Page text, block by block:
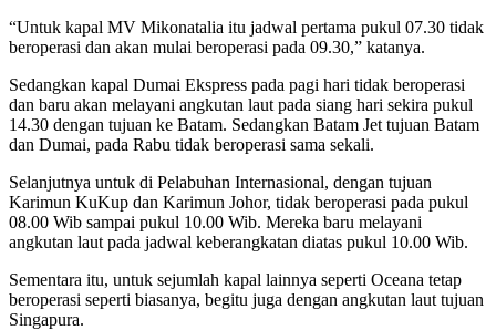
“Untuk kapal MV Mikonatalia itu jadwal pertama pukul 07.30 tidak
beroperasi dan akan mulai beroperasi pada 09.30,” katanya.
Sedangkan kapal Dumai Ekspress pada pagi hari tidak beroperasi
dan baru akan melayani angkutan laut pada siang hari sekira pukul
14.30 dengan tujuan ke Batam. Sedangkan Batam Jet tujuan Batam
dan Dumai, pada Rabu tidak beroperasi sama sekali.
Selanjutnya untuk di Pelabuhan Internasional, dengan tujuan
Karimun KuKup dan Karimun Johor, tidak beroperasi pada pukul
08.00 Wib sampai pukul 10.00 Wib. Mereka baru melayani
angkutan laut pada jadwal keberangkatan diatas pukul 10.00 Wib.
Sementara itu, untuk sejumlah kapal lainnya seperti Oceana tetap
beroperasi seperti biasanya, begitu juga dengan angkutan laut tujuan
Singapura.